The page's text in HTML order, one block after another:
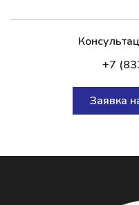
+7
Заявка